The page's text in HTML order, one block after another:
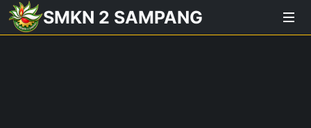
SMKN 2 SAMPANG